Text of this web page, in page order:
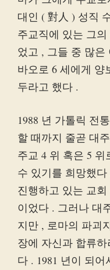
대인 ( 對人 ) 성직
주교직에 있는 그
었고 , 그들 중 많은
바오로 6 세에게 양
두라고 했다 .
1988 년 가톨릭 전
할 때까지 줄곧 대
주교 4 위 혹은 5
수 있기를 희망했
진행하고 있는 교
이었다 . 그러나 대
지만 , 로마의 파괴
장에 자신과 합류
다 . 1981 년이 되